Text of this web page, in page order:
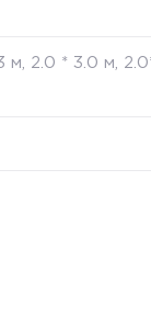
м, 2.0 * 3.0 м,